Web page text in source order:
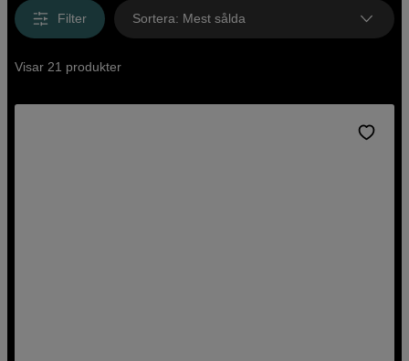
Filter Sortera: Mest sålda
Visar 21 produkter